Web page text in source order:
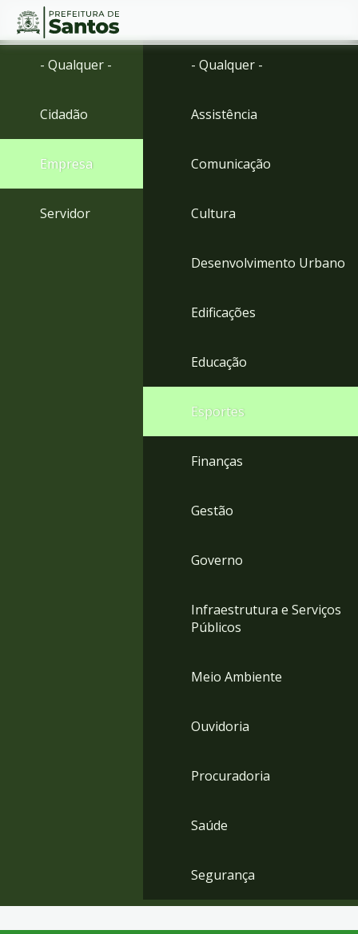
Ir
Ir
menu
Conteúdo
- Qualquer -
Cidadão
Empresa
Servidor
- Qualquer -
Assistência
Comunicação
Cultura
Desenvolvimento Urbano
Edificações
Educação
Esportes
Finanças
Gestão
Governo
Infraestrutura e Serviços
Públicos
Meio Ambiente
Ouvidoria
Procuradoria
Saúde
Segurança